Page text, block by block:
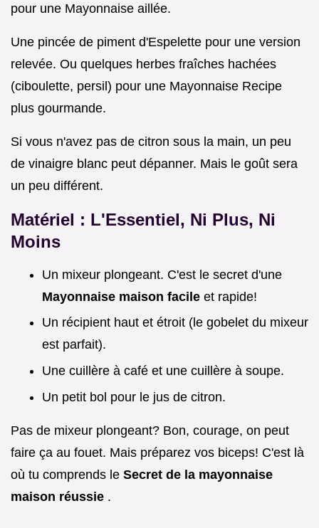
pour une Mayonnaise aillée.
Une pincée de piment d'Espelette pour une version
relevée. Ou quelques herbes fraîches hachées
(ciboulette, persil) pour une Mayonnaise Recipe
plus gourmande.
Si vous n'avez pas de citron sous la main, un peu
de vinaigre blanc peut dépanner. Mais le goût sera
un peu différent.
Matériel : L'Essentiel, Ni Plus, Ni
Moins
Un mixeur plongeant. C'est le secret d'une
Mayonnaise maison facile et rapide!
Un récipient haut et étroit (le gobelet du mixeur
est parfait).
Une cuillère à café et une cuillère à soupe.
Un petit bol pour le jus de citron.
Pas de mixeur plongeant? Bon, courage, on peut
faire ça au fouet. Mais préparez vos biceps! C'est là
où tu comprends le Secret de la mayonnaise
maison réussie .